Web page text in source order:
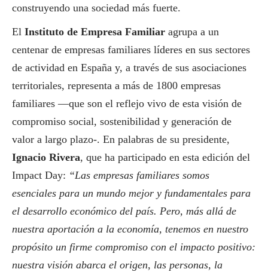
construyendo una sociedad más fuerte.
El Instituto de Empresa Familiar agrupa a un
centenar de empresas familiares líderes en sus sectores
de actividad en España y, a través de sus asociaciones
territoriales, representa a más de 1800 empresas
familiares —que son el reflejo vivo de esta visión de
compromiso social, sostenibilidad y generación de
valor a largo plazo-. En palabras de su presidente,
Ignacio Rivera, que ha participado en esta edición del
Impact Day: “Las empresas familiares somos
esenciales para un mundo mejor y fundamentales para
el desarrollo económico del país. Pero, más allá de
nuestra aportación a la economía, tenemos en nuestro
propósito un firme compromiso con el impacto positivo:
nuestra visión abarca el origen, las personas, la